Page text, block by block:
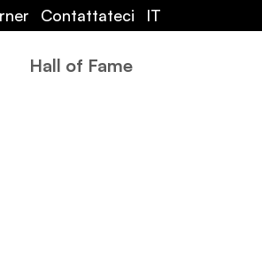
Contattateci IT
Hall of Fame